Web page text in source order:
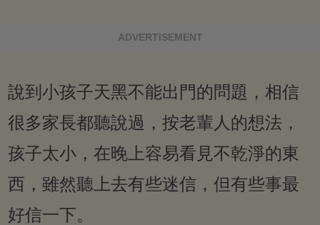
ADVERTISEMENT
說到小孩子天黑不能出門的問題，相信
很多家長都聽說過，按老輩人的想法，
孩子太小，在晚上容易看見不乾淨的東
西，雖然聽上去有些迷信，但有些事最
好信一下。